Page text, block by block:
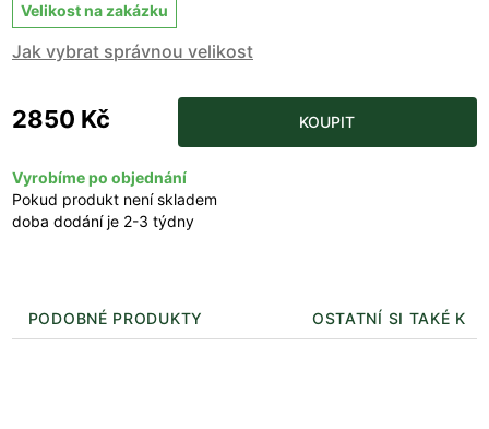
Velikost na zakázku
Jak vybrat správnou velikost
2850 Kč KOUPIT
Vyrobíme po objednání
Pokud produkt není skladem
doba dodání je 2-3 týdny
PODOBNÉ PRODUKTY OSTATNÍ SI TAKÉ